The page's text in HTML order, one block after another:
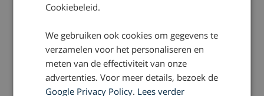
DOSSIER
Pedoclub Martijn
Cookiebeleid.
We gebruiken ook cookies om gegevens te
verzamelen voor het personaliseren en
meten van de effectiviteit van onze
advertenties. Voor meer details, bezoek de
Google Privacy Policy. Lees verder